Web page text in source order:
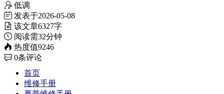
低调
发表于2026-05-08
该文章6327字
阅读需32分钟
热度值9246
0条评论
首页
维修手册